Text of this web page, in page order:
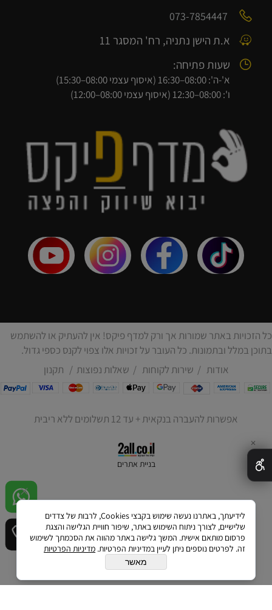
073-7854447
א.ת הישן נתניה, רח' המסגר 11
שעות פתיחה:
א'-ה': 08:00–16:30 (איסוף עצמי 08:00–15:30)
ו': 08:00–12:30 (איסוף עצמי 08:00–12:00)
כל הזכויות באתר שמורות אך ורק למדף פיקס! אין להעתיק או להשתמש
בתוכן במלל ובתמונות. כל העובר על זכויות אלו צפוי לקנס כספי גדול.
אודות / שירות לקוחות / שאלות נפוצות / תקנון
אפשרות להעברה בנקאית + עד 12 תשלומים ללא ריבית
בניית אתרים
✕
לידיעתך, באתרנו נעשה שימוש בקבצי Cookies, לרבות של צדדים
שלישיים, לצורך ניתוח השימוש באתר, שיפור חוויית הגלישה והצגת
פרסום מותאם אישית. המשך גלישה באתר מהווה את הסכמתך לשימוש
זה. לפרטים נוספים ניתן לעיין במדיניות הפרטיות. מדיניות הפרטיות
מאשר